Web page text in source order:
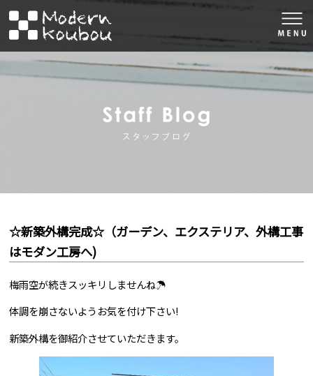
株式会社モダン工房
☆新築外構完成☆（ガーデン、エクステリア、外構工事
はモダン工房へ)
梅雨空が続きスッキリしませんね☂
体調を崩さないようお気を付け下さい!
新築外構を御紹介させていただきます。